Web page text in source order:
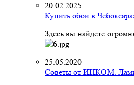
20.02.2025
Купить обои в
Здесь вы найдете
25.05.2020
Советы от ИНКОМ.